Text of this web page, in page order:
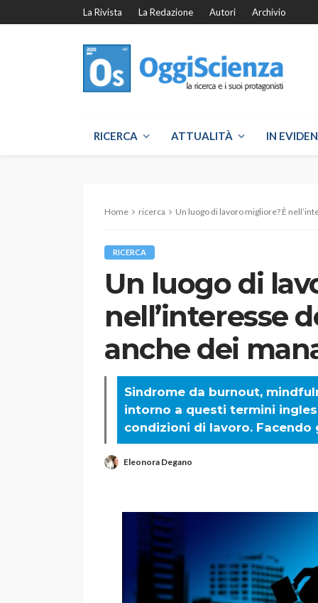
La Rivista La Redazione Autori Archivio
RICERCA ATTUALITÀ IN
Home ricerca Un luogo di lavoro migliore? È
RICERCA
Un luogo di
nell’interesse
anche dei
Sindrome da burnout,
intorno a questi termini
condizioni di lavoro. Facendo
Eleonora Degano